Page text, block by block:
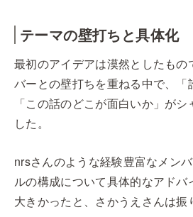
テーマの壁打ちと具体化
最初のアイデアは漠然としたもの
バーとの壁打ちを重ねる中で、「
「この話のどこが面白いか」が
した。
nrsさんのような経験豊富なメン
ルの構成について具体的なアドバ
大きかったと、さかうえさんは振